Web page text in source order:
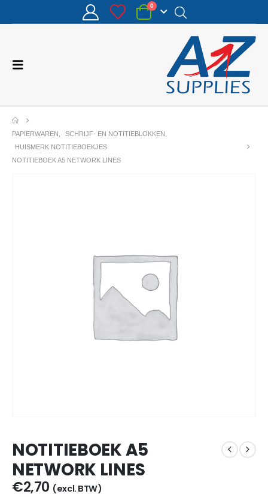
0
PAPIERWAREN SCHRIJF- EN NOTITIEBLOKKEN
HUISMERK NOTITIEBOEKJES
NOTITIEBOEK A5 NETWORK LINES
NOTITIEBOEK A5
NETWORK LINES
€2,70 (excl. BTW)